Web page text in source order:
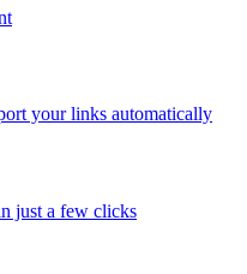
your links automatically
just a few clicks